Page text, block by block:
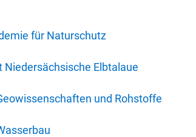
für Naturschutz
Niedersächsische Elbtalaue
und Rohstoffe